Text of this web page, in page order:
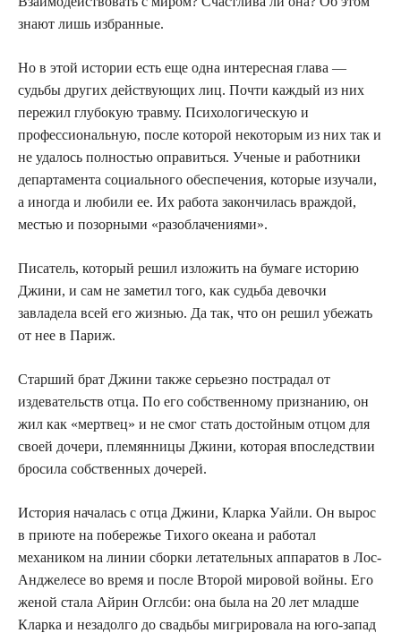
знают лишь избранные.
Но в этой истории есть еще одна интересная глава —
судьбы других действующих лиц. Почти каждый из них
пережил глубокую травму. Психологическую и
профессиональную, после которой некоторым из них так и
не удалось полностью оправиться. Ученые и работники
департамента социального обеспечения, которые изучали,
а иногда и любили ее. Их работа закончилась враждой,
местью и позорными «разоблачениями».
Писатель, который решил изложить на бумаге историю
Джини, и сам не заметил того, как судьба девочки
завладела всей его жизнью. Да так, что он решил убежать
от нее в Париж.
Старший брат Джини также серьезно пострадал от
издевательств отца. По его собственному признанию, он
жил как «мертвец» и не смог стать достойным отцом для
своей дочери, племянницы Джини, которая впоследствии
бросила собственных дочерей.
История началась с отца Джини, Кларка Уайли. Он вырос
в приюте на побережье Тихого океана и работал
механиком на линии сборки летательных аппаратов в Лос-
Анджелесе во время и после Второй мировой войны. Его
женой стала Айрин Оглсби: она была на 20 лет младше
Кларка и незадолго до свадьбы мигрировала на юго-запад